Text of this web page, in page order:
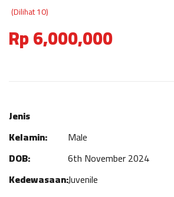
(Dilihat 10)
Rp 6,000,000
Jenis
Kelamin:
Male
DOB:
6th November 2024
Kedewasaan:Juvenile